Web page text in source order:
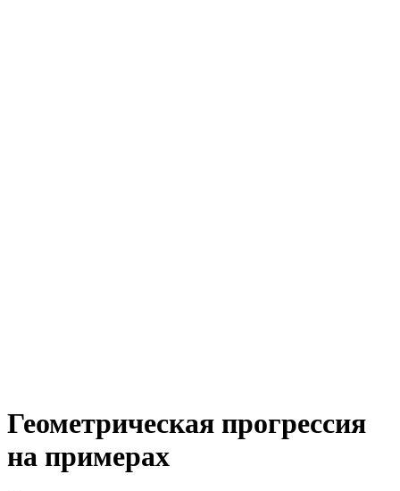
Геометрическая прогрессия
на примерах